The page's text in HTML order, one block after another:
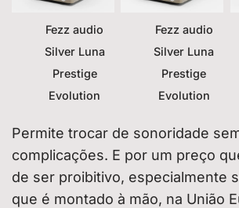
Fezz audio
Silver Luna
Prestige
Evolution
Fezz audio
Silver Luna
Prestige
Evolution
Permite trocar de sonoridade
complicações. E por um preço
de ser proibitivo, especialmente
que é montado à mão, na União